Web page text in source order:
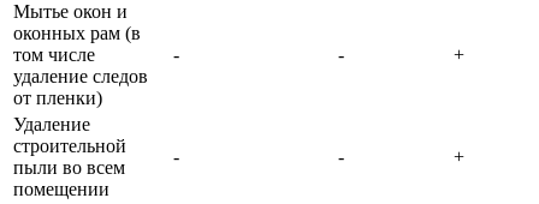
Мытье окон и
оконных рам (в
том числе
удаление следов
от пленки)
- - +
Удаление
строительной
пыли во всем
помещении
- - +